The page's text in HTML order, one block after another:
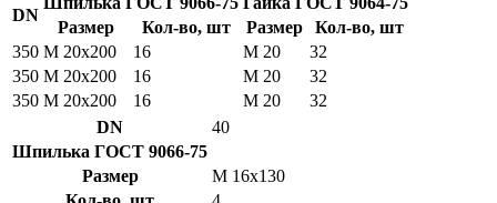
DN
Размер
Кол-во, шт Размер
Кол-во, шт
350 М 20х200 16 М 20
32
350 М 20х200 16 М 20
32
350 М 20х200 16 М 20
32
DN
40
Шпилька ГОСТ 9066-75
Размер
М 16х130